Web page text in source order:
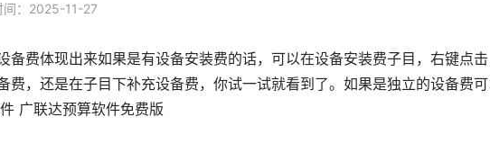
间：2025-11-27
备费体现出来如果是有设备安装费的话，可以在设备安装费子目，右键点
费，还是在子目下补充设备费，你试一试就看到了。如果是独立的设备费
广联达预算软件免费版